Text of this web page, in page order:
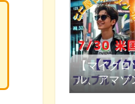
【マイクロ
ル、アマゾ